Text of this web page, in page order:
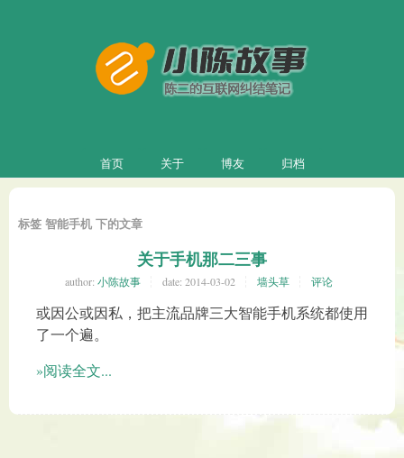
首页 关于 博友 归档
标签 智能手机 下的文章
关于手机那二三事
author: 小陈故事 date: 2014-03-02 墙头草 评论
或因公或因私，把主流品牌三大智能手机系统都使用
了一个遍。
»阅读全文...